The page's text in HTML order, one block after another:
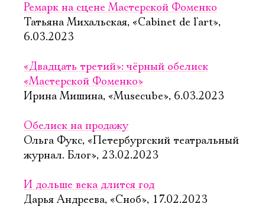
Ремарк на сцене Мастерской Фоменко
Татьяна Михальская, «Cabinet de l'art»,
6.03.2023
«Двадцать третий»: чёрный обелиск
«Мастерской Фоменко»
Ирина Мишина, «Musecube», 6.03.2023
Обелиск на продажу
Ольга Фукс, «Петербургский театральный
журнал. Блог», 23.02.2023
И дольше века длится год
Дарья Андреева, «Сноб», 17.02.2023
Электропочта
Имя